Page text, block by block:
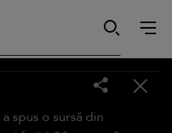
spus o sursă din